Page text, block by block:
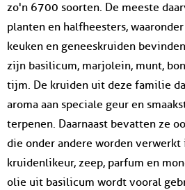
zo'n 6700 soorten. De meeste
planten en halfheesters,
keuken en geneeskruiden
zijn basilicum, marjolein, munt,
tijm. De kruiden uit deze familie
aroma aan speciale geur en
terpenen. Daarnaast bevatten ze
die onder andere worden verwerkt
kruidenlikeur, zeep, parfum en
olie uit basilicum wordt vooral